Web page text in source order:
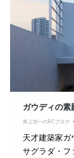
ガウディの素
井上功一のRCブログ
天才建築家ガ
サグラダ・フ